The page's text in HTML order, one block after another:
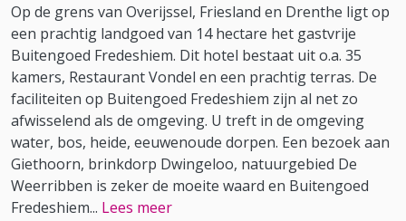
Op de grens van Overijssel, Friesland en Drenthe ligt op
een prachtig landgoed van 14 hectare het gastvrije
Buitengoed Fredeshiem. Dit hotel bestaat uit o.a. 35
kamers, Restaurant Vondel en een prachtig terras. De
faciliteiten op Buitengoed Fredeshiem zijn al net zo
afwisselend als de omgeving. U treft in de omgeving
water, bos, heide, eeuwenoude dorpen. Een bezoek aan
Giethoorn, brinkdorp Dwingeloo, natuurgebied De
Weerribben is zeker de moeite waard en Buitengoed
Fredeshiem... Lees meer